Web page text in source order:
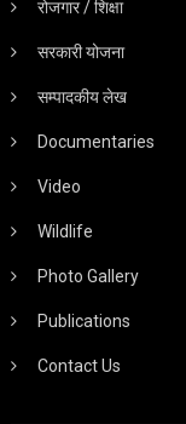
रोजगार / शिक्षा
सरकारी योजना
सम्पादकीय लेख
Documentaries
Video
Wildlife
Photo Gallery
Publications
Contact Us